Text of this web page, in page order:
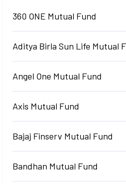
360 ONE Mutual Fund
Aditya Birla Sun Life Mutual
Angel One Mutual Fund
Axis Mutual Fund
Bajaj Finserv Mutual Fund
Bandhan Mutual Fund